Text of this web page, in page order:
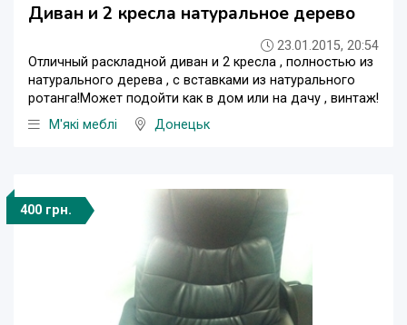
Диван и 2 кресла натуральное дерево
23.01.2015, 20:54
Отличный раскладной диван и 2 кресла , полностью из
натурального дерева , с вставками из натурального
ротанга!Может подойти как в дом или на дачу , винтаж!
М'які меблі
Донецьк
400 грн.